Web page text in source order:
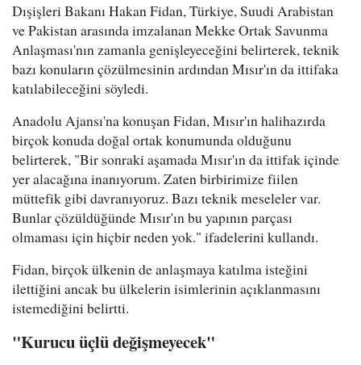
Dışişleri Bakanı Hakan Fidan, Türkiye, Suudi Arabistan
ve Pakistan arasında imzalanan Mekke Ortak Savunma
Anlaşması'nın zamanla genişleyeceğini belirterek, teknik
bazı konuların çözülmesinin ardından Mısır'ın da ittifaka
katılabileceğini söyledi.
Anadolu Ajansı'na konuşan Fidan, Mısır'ın halihazırda
birçok konuda doğal ortak konumunda olduğunu
belirterek, "Bir sonraki aşamada Mısır'ın da ittifak içinde
yer alacağına inanıyorum. Zaten birbirimize fiilen
müttefik gibi davranıyoruz. Bazı teknik meseleler var.
Bunlar çözüldüğünde Mısır'ın bu yapının parçası
olmaması için hiçbir neden yok." ifadelerini kullandı.
Fidan, birçok ülkenin de anlaşmaya katılma isteğini
ilettiğini ancak bu ülkelerin isimlerinin açıklanmasını
istemediğini belirtti.
"Kurucu üçlü değişmeyecek"